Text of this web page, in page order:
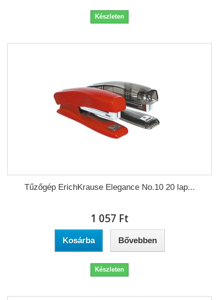
Készleten
Tűzőgép ErichKrause Elegance No.10 20 lap...
1 057 Ft‎
Kosárba Bővebben
Készleten